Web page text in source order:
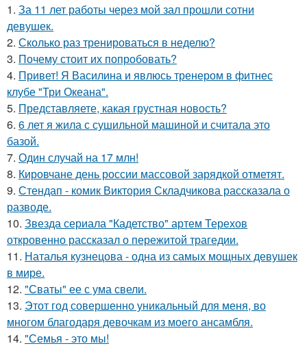
1. За 11 лет работы через мой зал прошли сотни
девушек.
2. Сколько раз тренироваться в неделю?
3. Почему стоит их попробовать?
4. Привет! Я Василина и явлюсь тренером в фитнес
клубе "Три Океана".
5. Представляете, какая грустная новость?
6. 6 лет я жила с сушильной машиной и считала это
базой.
7. Один случай на 17 млн!
8. Кировчане день россии массовой зарядкой отметят.
9. Стендап - комик Виктория Складчикова рассказала о
разводе.
10. Звезда сериала "Кадетство" артем Терехов
откровенно рассказал о пережитой трагедии.
11. Наталья кузнецова - одна из самых мощных девушек
в мире.
12. "Сваты" ее с ума свели.
13. Этот год совершенно уникальный для меня, во
многом благодаря девочкам из моего ансамбля.
14. "Семья - это мы!